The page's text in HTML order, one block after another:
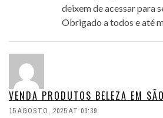
deixem de acessar para
Obrigado a todos e até
VENDA PRODUTOS BELEZA EM
15 AGOSTO, 2025 AT 03:39